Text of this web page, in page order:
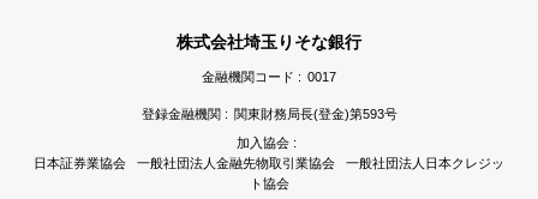
株式会社埼玉りそな銀行
金融機関コード : 0017
登録金融機関 : 関東財務局長(登金)第593号
加入協会 :
日本証券業協会 一般社団法人金融先物取引業協会 一般社団法人日本クレジッ
ト協会